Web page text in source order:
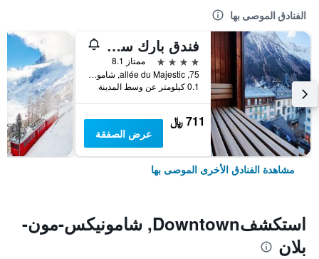
الفنادق الموصى بها
فندق بارك سويس آند سبا
4 نجوم
ممتاز 8.1
75, allée du Majestic, شامونيكس-مون-بلان, إقليم سافوا العليا, فرنسا
0.1 كيلومتر عن وسط المدينة
711 ﷼
عرض الصفقة
مشاهدة الفنادق الأخرى الموصى بها
استكشفDowntown, شامونيكس-مون-
بلان